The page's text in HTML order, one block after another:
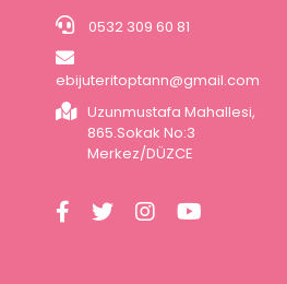
0532 309 60 81
ebijuteritoptann@gmail.com
Uzunmustafa Mahallesi,
865.Sokak No:3
Merkez/DÜZCE